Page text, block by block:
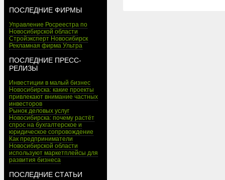
ПОСЛЕДНИЕ ФИРМЫ
Управление Росреестра по
Новосибирской области
Стройэксперт Новосибирск
Рекламная фирма Ультра
ПОСЛЕДНИЕ ПРЕСС-
РЕЛИЗЫ
Инвестиции в малый бизнес
Новосибирска: какие проекты
привлекают внимание частных
инвесторов
Рынок деловых услуг
Новосибирска: почему растёт
спрос на бухгалтерское и
юридическое сопровождение
Как предприниматели
Новосибирской области
используют маркетплейсы для
развития бизнеса
ПОСЛЕДНИЕ СТАТЬИ